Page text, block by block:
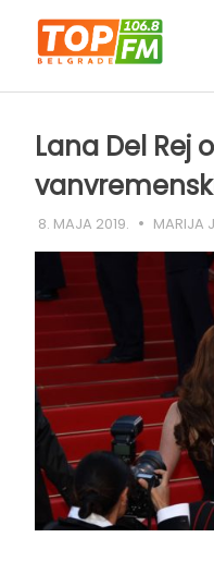
content
Lana Del Rej
8. MAJA 2019. MARIJA